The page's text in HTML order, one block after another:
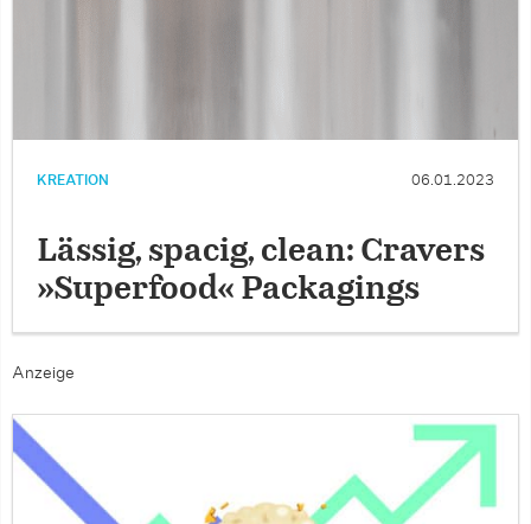
KREATION 06.01.2023
Lässig, spacig, clean: Cravers
»Superfood« Packagings
Anzeige